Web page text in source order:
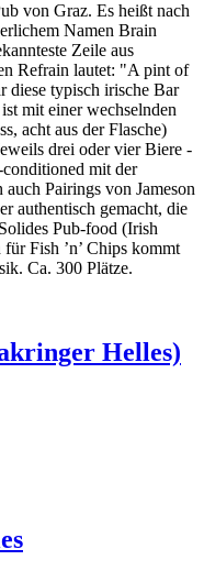
von Graz. Es heißt nach
Namen Brain
Zeile aus
Refrain lautet: "A pint of
diese typisch irische Bar
mit einer wechselnden
acht aus der Flasche)
drei oder vier Biere -
mit der
Pairings von Jameson
authentisch gemacht, die
Pub-food (Irish
Fish ’n’ Chips kommt
Ca. 300 Plätze.
Helles)